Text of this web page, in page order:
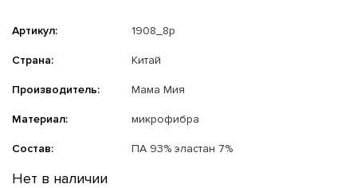
Артикул: 1908_8p
Страна: Китай
Производитель: Мама Мия
Материал: микрофибра
Состав: ПА 93% эластан 7%
Нет в наличии